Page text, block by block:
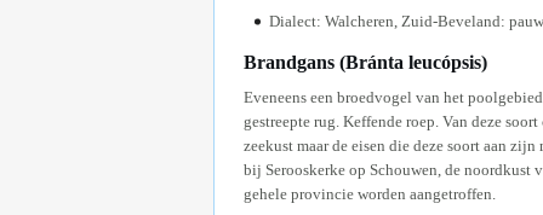
Dialect: Walcheren, Zuid-Beveland:
Brandgans (Bránta leucópsis)
Eveneens een broedvogel van het
gestreepte rug. Keffende roep. Van deze
zeekust maar de eisen die deze soort aan
bij Serooskerke op Schouwen, de noordkust
gehele provincie worden aangetroffen.